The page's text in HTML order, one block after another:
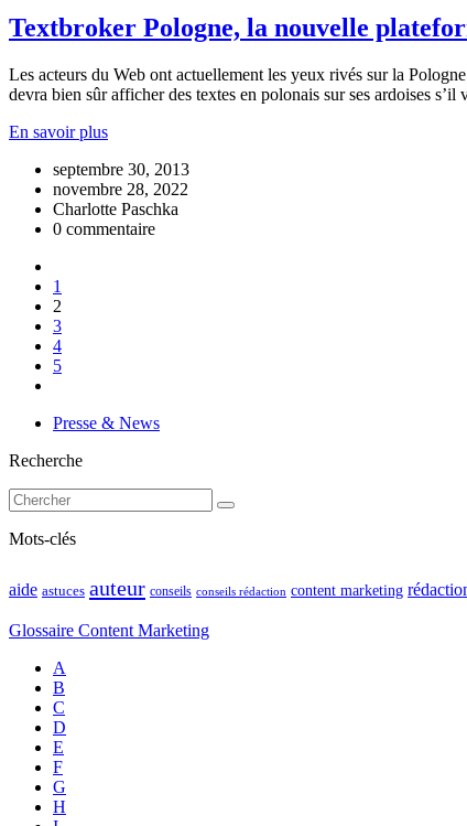
Textbroker Pologne, la nouvelle
Les acteurs du Web ont actuellement les yeux rivés sur la
devra bien sûr afficher des textes en polonais sur ses ardoises
En savoir plus
septembre 30, 2013
novembre 28, 2022
Charlotte Paschka
0 commentaire
1
2
3
4
5
Presse & News
Recherche
Mots-clés
aide astuces auteur conseils conseils rédaction content marketing
Glossaire Content Marketing
A
B
C
D
E
F
G
H